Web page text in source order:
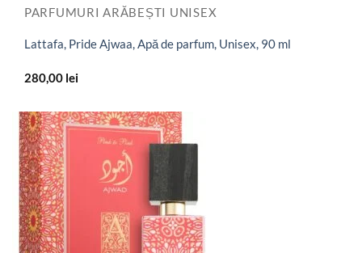
PARFUMURI ARĂBEȘTI UNISEX
Lattafa, Pride Ajwaa, Apă de parfum, Unisex, 90 ml
280,00 lei